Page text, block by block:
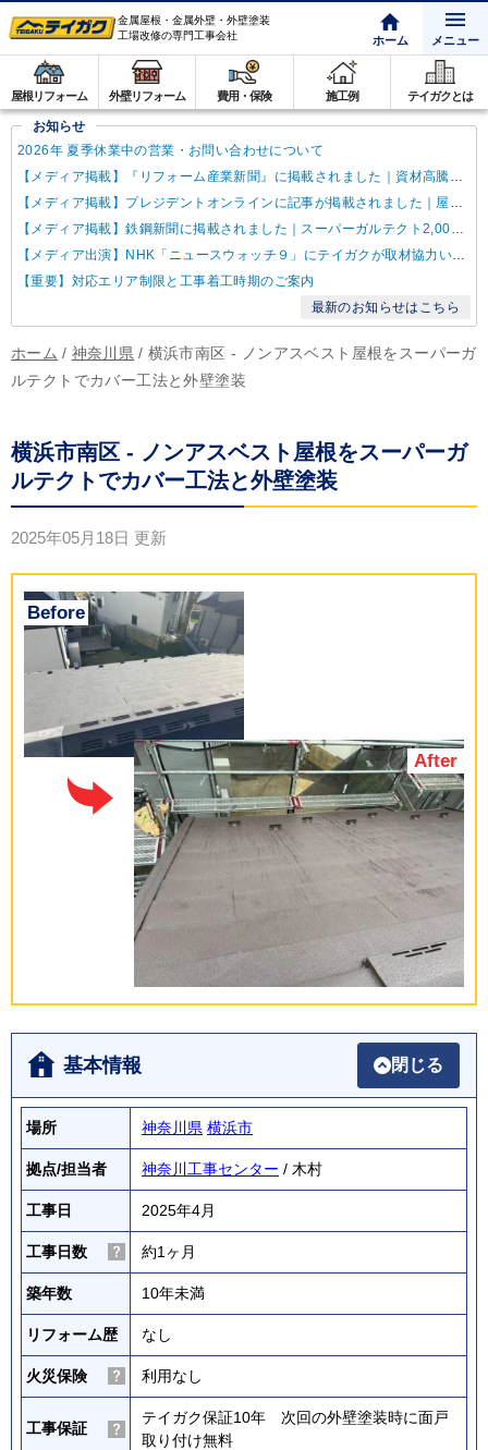
金属屋根・金属外壁・外壁塗装
工場改修の専門工事会社
ホーム メニュー
屋根リフォーム 外壁リフォーム 費用・保険 施工例 テイガクとは
お知らせ
2026年 夏季休業中の営業・お問い合わせについて
【メディア掲載】『リフォーム産業新聞』に掲載されました｜資材高騰・納期遅延に対するテイガクの取り組み
【メディア掲載】プレジデントオンラインに記事が掲載されました｜屋根点検商法について解説
【メディア掲載】鉄鋼新聞に掲載されました｜スーパーガルテクト2,000万㎡達成
【メディア出演】NHK「ニュースウォッチ９」にテイガクが取材協力いたしました
【重要】対応エリア制限と工事着工時期のご案内
最新のお知らせはこちら
ホーム / 神奈川県 / 横浜市南区 - ノンアスベスト屋根をスーパーガ
ルテクトでカバー工法と外壁塗装
横浜市南区 - ノンアスベスト屋根をスーパーガ
ルテクトでカバー工法と外壁塗装
2025年05月18日 更新
基本情報 閉じる
場所 神奈川県 横浜市
拠点/担当者 神奈川工事センター / 木村
工事日 2025年4月
工事日数 約1ヶ月
築年数 10年未満
リフォーム歴 なし
火災保険 利用なし
工事保証
テイガク保証10年 次回の外壁塗装時に面戸
取り付け無料